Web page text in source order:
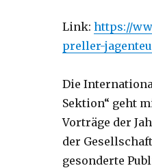
Link: https://
preller-
Die
Sektion“ geht
Vorträge der
der
gesonderte